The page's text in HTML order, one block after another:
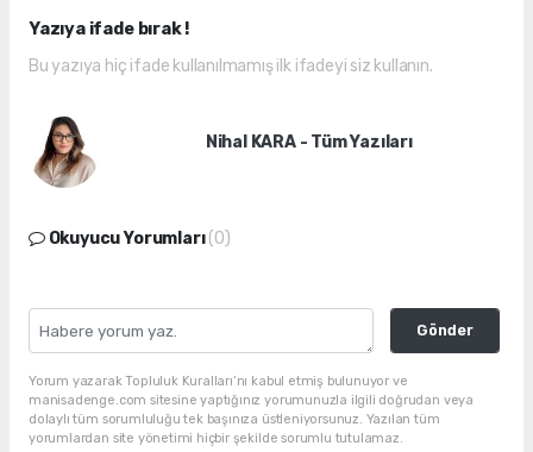
Yazıya ifade bırak !
Bu yazıya hiç ifade kullanılmamış ilk ifadeyi siz kullanın.
Nihal KARA - Tüm Yazıları
Okuyucu Yorumları(0)
Gönder
Yorum yazarak Topluluk Kuralları’nı kabul etmiş bulunuyor ve
manisadenge.com sitesine yaptığınız yorumunuzla ilgili doğrudan veya
dolaylı tüm sorumluluğu tek başınıza üstleniyorsunuz. Yazılan tüm
yorumlardan site yönetimi hiçbir şekilde sorumlu tutulamaz.